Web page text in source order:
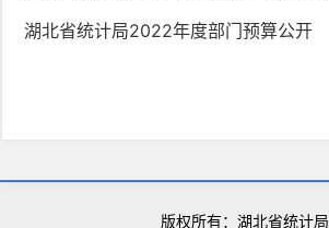
湖北省统计局2022年度部门预算公开
版权所有：湖北省统计局